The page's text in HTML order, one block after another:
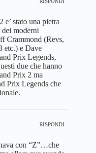
stato una pietra
dei moderni
Crammond (Revs,
etc.) e Dave
Prix Legends,
due che hanno
Prix 2 ma
Prix Legends che
RISPONDI
con “Z”…che